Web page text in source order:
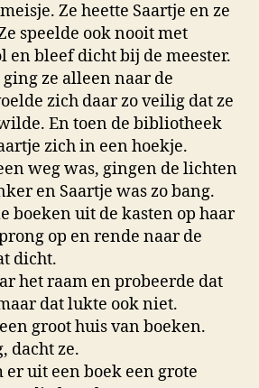
Ze heette Saartje en ze
speelde ook nooit met
en bleef dicht bij de meester.
ze alleen naar de
zich daar zo veilig dat ze
En toen de bibliotheek
zich in een hoekje.
weg was, gingen de lichten
en Saartje was zo bang.
boeken uit de kasten op haar
op en rende naar de
dicht.
het raam en probeerde dat
dat lukte ook niet.
groot huis van boeken.
dacht ze.
uit een boek een grote